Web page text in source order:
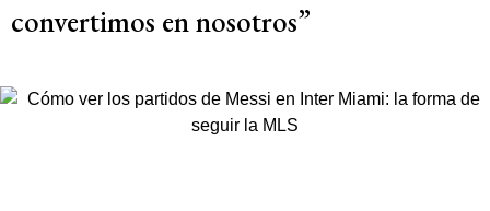
convertimos en nosotros”